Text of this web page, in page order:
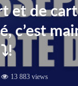
et de
c’est
13 883 views